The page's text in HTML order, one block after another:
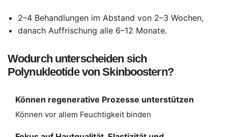
2–4 Behandlungen im Abstand von 2–3 Wochen,
danach Auffrischung alle 6–12 Monate.
Wodurch unterscheiden sich
Polynukleotide von Skinboostern?
Können regenerative Prozesse unterstützen
Können vor allem Feuchtigkeit binden